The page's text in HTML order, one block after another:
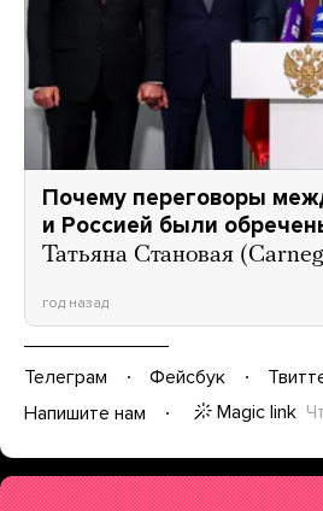
Почему переговоры
и Россией были
Татьяна Становая
год назад
Телеграм Фейсбук
Напишите нам
Magic link